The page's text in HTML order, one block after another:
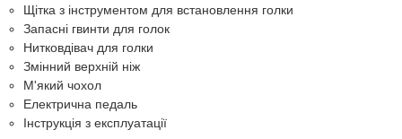
Щітка з інструментом для встановлення голки
Запасні гвинти для голок
Нитковдівач для голки
Змінний верхній ніж
М'який чохол
Електрична педаль
Інструкція з експлуатації